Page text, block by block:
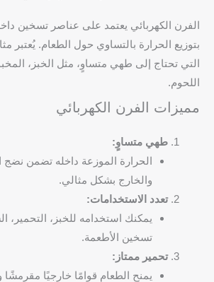
الفرن الكهربائي يعتمد على عناصر تسخين
بتوزيع الحرارة بالتساوي حول الطعام. يُعتبر
التي تحتاج إلى طهي متساوٍ، مثل الخبز،
اللحوم.
مميزات الفرن الكهربائي
طهي متساوٍ:
الحرارة الموزعة داخله تضمن نضج
والخارج بشكل مثالي.
تعدد الاستخدامات:
يمكنك استخدامه للخبز، التحمير،
تسخين الأطعمة.
تحمير ممتاز:
يمنح الطعام قوامًا خارجيًا مقرمشًا